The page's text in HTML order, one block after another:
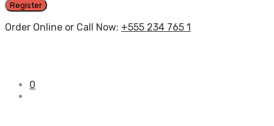
Register
Order Online or Call Now: +555 234 765 1
0